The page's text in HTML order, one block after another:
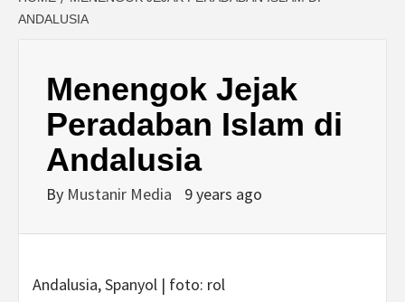
ANDALUSIA
Menengok Jejak
Peradaban Islam di
Andalusia
By Mustanir Media 9 years ago
Andalusia, Spanyol | foto: rol